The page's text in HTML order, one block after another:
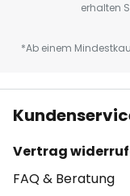
erhalten
*Ab einem
Vertrag
FAQ & Beratung